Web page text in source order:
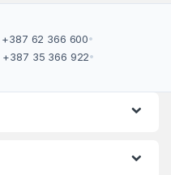
+387 62 366 600•
+387 35 366 922•